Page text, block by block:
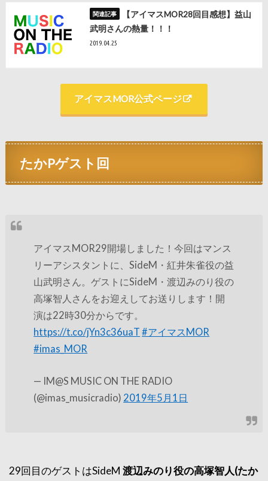
【アイマスMOR28回目感想】益山
武明さんの熱量！！！
2019.04.25
アイマスMOR公式ページ
たかPゲスト回
アイマスMOR29開場しました！今回はマンス
リーアシスタントに、SideM・紅井朱雀役の益
山武明さん。ゲストにSideM・渡辺みのり役の
高塚智人さんをお迎えしてお送りします！開
演は22時30分からです。
https://t.co/jYn3c36uaT #アイマスMOR
#imas_MOR
— IM@S MUSIC ON THE RADIO
(@imas_musicradio) 2019年5月1日
29回目のゲストはSideM渡辺みのり役の高塚智人(たか